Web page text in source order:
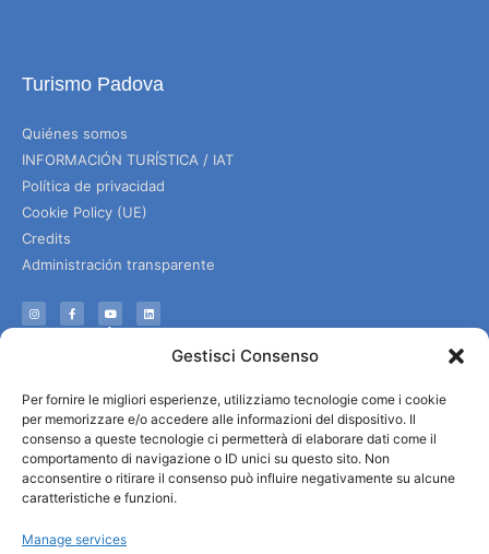
Gestisci Consenso
Per fornire le migliori esperienze, utilizziamo tecnologie come i cookie
per memorizzare e/o accedere alle informazioni del dispositivo. Il
consenso a queste tecnologie ci permetterà di elaborare dati come il
comportamento di navigazione o ID unici su questo sito. Non
acconsentire o ritirare il consenso può influire negativamente su alcune
caratteristiche e funzioni.
Manage services
Turismo Padova
Quiénes somos
INFORMACIÓN TURÍSTICA / IAT
Política de privacidad
Cookie Policy (UE)
Credits
Administración transparente
Servicios útiles
Descargar folletos